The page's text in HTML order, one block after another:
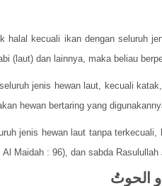
halal kecuali ikan dengan seluruh
(laut) dan lainnya, maka beliau
jenis hewan laut, kecuali
hewan bertaring yang
jenis hewan laut tanpa terkecuali,
Al Maidah : 96), dan sabda Rasulullah
و الحوتُ